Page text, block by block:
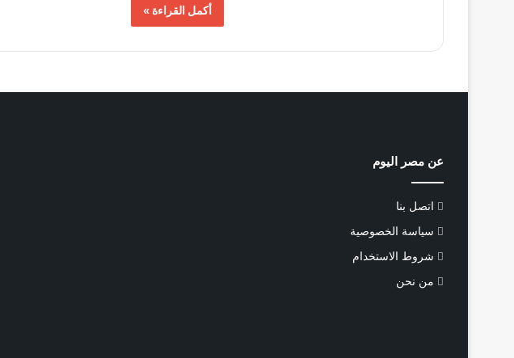
أكمل القراءة »
عن مصر اليوم
اتصل بنا
سياسة الخصوصية
شروط الاستخدام
من نحن